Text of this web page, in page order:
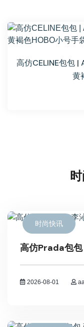
高仿CELINE包包 |
黄
时尚快讯
高仿Prada包
2026-08-01